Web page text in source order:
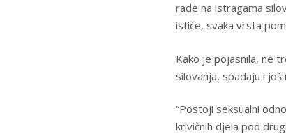
rade na istragama
ističe, svaka vrsta
Kako je pojasnila, ne
silovanja, spadaju i još
“Postoji seksualni
krivičnih djela pod